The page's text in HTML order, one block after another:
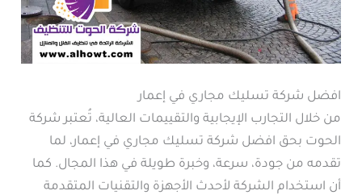
افضل شركة تسليك مجاري في إعمار
من خلال التجارب الإيجابية والتقييمات العالية، تُعتبر شركة
الحوت بحق افضل شركة تسليك مجاري في إعمار، لما
تقدمه من جودة، سرعة، وخبرة طويلة في هذا المجال. كما
أن استخدام الشركة لأحدث الأجهزة والتقنيات المتقدمة